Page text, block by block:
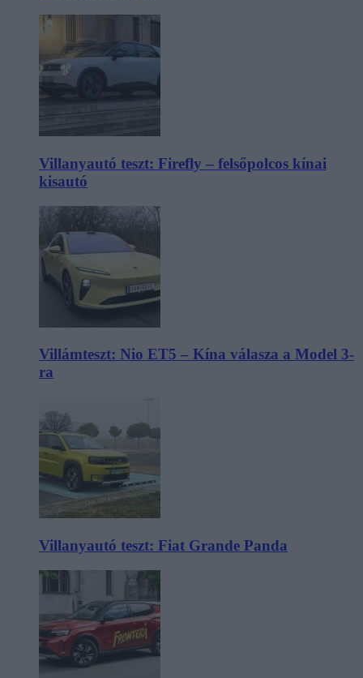
Villanyautó teszt: Firefly – felsőpolcos kínai
kisautó
Villámteszt: Nio ET5 – Kína válasza a Model 3-
ra
Villanyautó teszt: Fiat Grande Panda